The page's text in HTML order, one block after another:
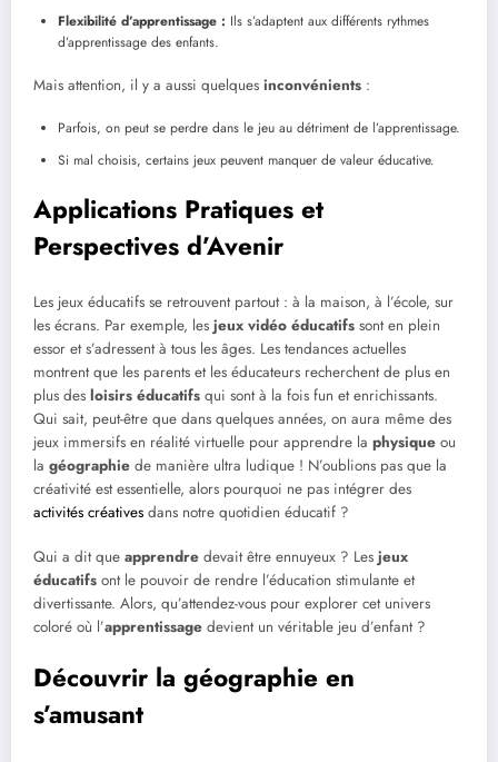
Flexibilité d’apprentissage : Ils s’adaptent aux différents rythmes
d’apprentissage des enfants.
Mais attention, il y a aussi quelques inconvénients :
Parfois, on peut se perdre dans le jeu au détriment de l’apprentissage.
Si mal choisis, certains jeux peuvent manquer de valeur éducative.
Applications Pratiques et
Perspectives d’Avenir
Les jeux éducatifs se retrouvent partout : à la maison, à l’école, sur
les écrans. Par exemple, les jeux vidéo éducatifs sont en plein
essor et s’adressent à tous les âges. Les tendances actuelles
montrent que les parents et les éducateurs recherchent de plus en
plus des loisirs éducatifs qui sont à la fois fun et enrichissants.
Qui sait, peut-être que dans quelques années, on aura même des
jeux immersifs en réalité virtuelle pour apprendre la physique ou
la géographie de manière ultra ludique ! N’oublions pas que la
créativité est essentielle, alors pourquoi ne pas intégrer des
activités créatives dans notre quotidien éducatif ?
Qui a dit que apprendre devait être ennuyeux ? Les jeux
éducatifs ont le pouvoir de rendre l’éducation stimulante et
divertissante. Alors, qu’attendez-vous pour explorer cet univers
coloré où l’apprentissage devient un véritable jeu d’enfant ?
Découvrir la géographie en
s’amusant